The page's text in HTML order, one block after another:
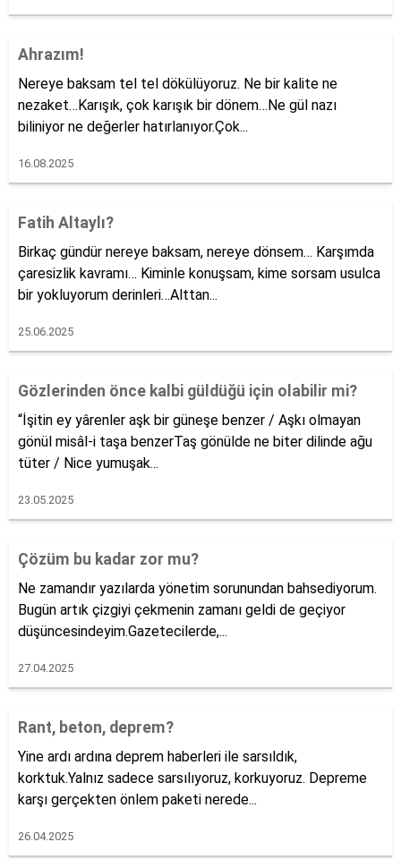
Ahrazım!
Nereye baksam tel tel dökülüyoruz. Ne bir kalite ne
nezaket…Karışık, çok karışık bir dönem…Ne gül nazı
biliniyor ne değerler hatırlanıyor.Çok...
16.08.2025
Fatih Altaylı?
Birkaç gündür nereye baksam, nereye dönsem… Karşımda
çaresizlik kavramı… Kiminle konuşsam, kime sorsam usulca
bir yokluyorum derinleri…Alttan...
25.06.2025
Gözlerinden önce kalbi güldüğü için olabilir mi?
“İşitin ey yârenler aşk bir güneşe benzer / Aşkı olmayan
gönül misâl-i taşa benzerTaş gönülde ne biter dilinde ağu
tüter / Nice yumuşak...
23.05.2025
Çözüm bu kadar zor mu?
Ne zamandır yazılarda yönetim sorunundan bahsediyorum.
Bugün artık çizgiyi çekmenin zamanı geldi de geçiyor
düşüncesindeyim.Gazetecilerde,...
27.04.2025
Rant, beton, deprem?
Yine ardı ardına deprem haberleri ile sarsıldık,
korktuk.Yalnız sadece sarsılıyoruz, korkuyoruz. Depreme
karşı gerçekten önlem paketi nerede...
26.04.2025